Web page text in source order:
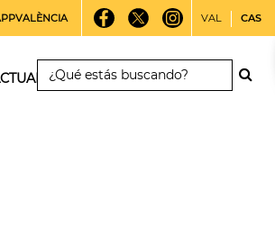
VAL CAS